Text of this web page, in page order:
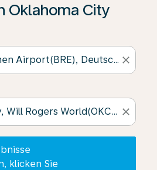
Oklahoma City
close
close
klicken Sie